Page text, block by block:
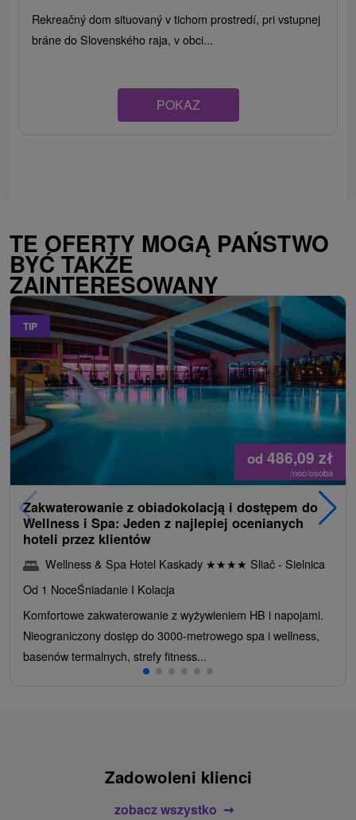
Rekreačný dom situovaný v tichom prostredí, pri vstupnej
bráne do Slovenského raja, v obci...
POKAZ
TE OFERTY MOGĄ PAŃSTWO
BYĆ TAKŻE
ZAINTERESOWANY
TIP
od 486,09 zł
/noc/osoba
Zakwaterowanie z obiadokolacją i dostępem do
Wellness i Spa: Jeden z najlepiej ocenianych
hoteli przez klientów
Wellness & Spa Hotel Kaskady ★★★★ Sliač - Sielnica
Od 1 NoceŚniadanie I Kolacja
Komfortowe zakwaterowanie z wyżywieniem HB i napojami.
Nieograniczony dostęp do 3000-metrowego spa i wellness,
basenów termalnych, strefy fitness...
Zadowoleni klienci
zobacz wszystko